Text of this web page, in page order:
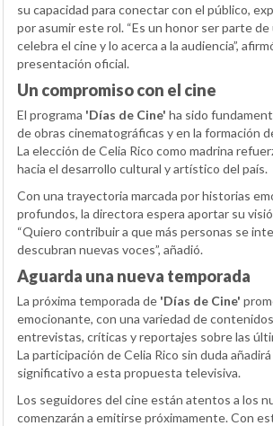
su capacidad para conectar con el público,
por asumir este rol. “Es un honor ser parte
celebra el cine y lo acerca a la audiencia”,
presentación oficial.
Un compromiso con el cine
El programa 'Días de Cine' ha sido
de obras cinematográficas y en la formación
La elección de Celia Rico como madrina
hacia el desarrollo cultural y artístico del país.
Con una trayectoria marcada por historias
profundos, la directora espera aportar su
“Quiero contribuir a que más personas se
descubran nuevas voces”, añadió.
Aguarda una nueva temporada
La próxima temporada de 'Días de Cine'
emocionante, con una variedad de
entrevistas, críticas y reportajes sobre las
La participación de Celia Rico sin duda
significativo a esta propuesta televisiva.
Los seguidores del cine están atentos a los
comenzarán a emitirse próximamente. Con